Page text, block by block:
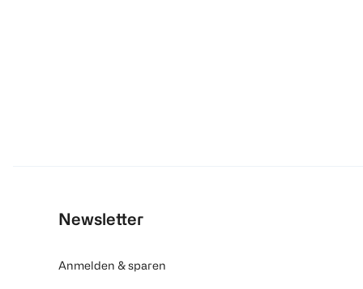
Newsletter
Anmelden & sparen